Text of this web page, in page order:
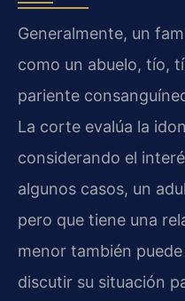
Generalmente, un
como un abuelo, tío,
pariente
La corte evalúa la
considerando el
algunos casos, un
pero que tiene una
menor también
discutir su situación